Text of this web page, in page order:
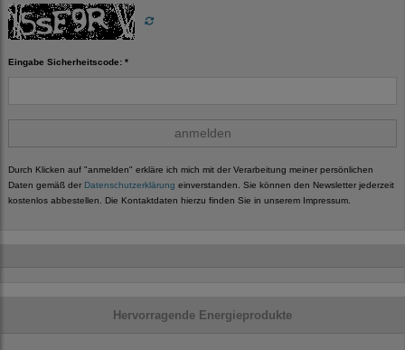
Eingabe Sicherheitscode: *
anmelden
Durch Klicken auf "anmelden" erkläre ich mich mit der Verarbeitung meiner persönlichen
Daten gemäß der Datenschutzerklärung einverstanden. Sie können den Newsletter jederzeit
kostenlos abbestellen. Die Kontaktdaten hierzu finden Sie in unserem Impressum.
Hervorragende Energieprodukte